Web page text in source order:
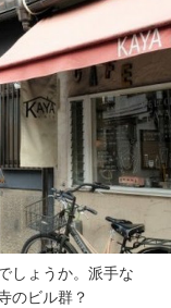
しょうか。派手な
のビル群？